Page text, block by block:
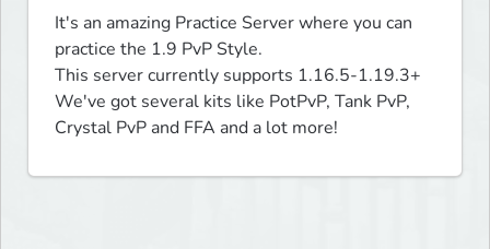
It's an amazing Practice Server where you can
practice the 1.9 PvP Style.
This server currently supports 1.16.5-1.19.3+
We've got several kits like PotPvP, Tank PvP,
Crystal PvP and FFA and a lot more!